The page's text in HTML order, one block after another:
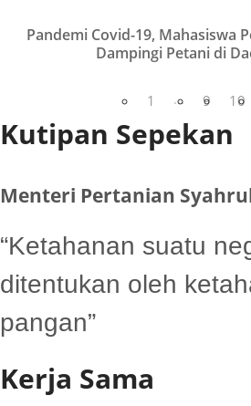
VIEW
Pandemi Covid-19, Mahasiswa
Dampingi Petani di
1 ... 9 10
Kutipan Sepekan
Menteri Pertanian
“Ketahanan suatu
ditentukan oleh
pangan”
Kerja Sama